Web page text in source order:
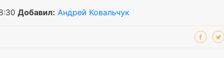
Добавил: Андрей Ковальчук